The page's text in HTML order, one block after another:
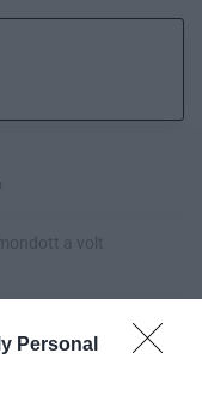
Personal
a volt
halakat mentettek ki a